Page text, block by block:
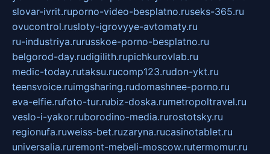
slovar-ivrit.ruporno-video-besplatno.ruseks-365.ru
ovucontrol.rusloty-igrovyye-avtomaty.ru
ru-industriya.rurusskoe-porno-besplatno.ru
belgorod-day.rudigilith.rupichkurovlab.ru
medic-today.rutaksu.rucomp123.rudon-ykt.ru
teensvoice.ruimgsharing.rudomashnee-porno.ru
eva-elfie.rufoto-tur.rubiz-doska.rumetropoltravel.ru
veslo-i-yakor.ruborodino-media.rurostotsky.ru
regionufa.ruweiss-bet.ruzaryna.rucasinotablet.ru
universalia.ruremont-mebeli-moscow.rutermomur.ru